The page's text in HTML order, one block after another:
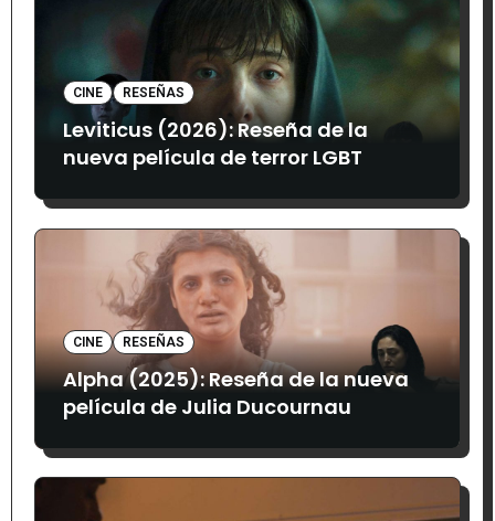
CINE RESEÑAS
Leviticus (2026): Reseña de la
nueva película de terror LGBT
CINE RESEÑAS
Alpha (2025): Reseña de la nueva
película de Julia Ducournau